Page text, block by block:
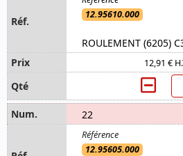
12.95610.000
ROULEMENT (6205)
12,91 €
22
12.95605.000